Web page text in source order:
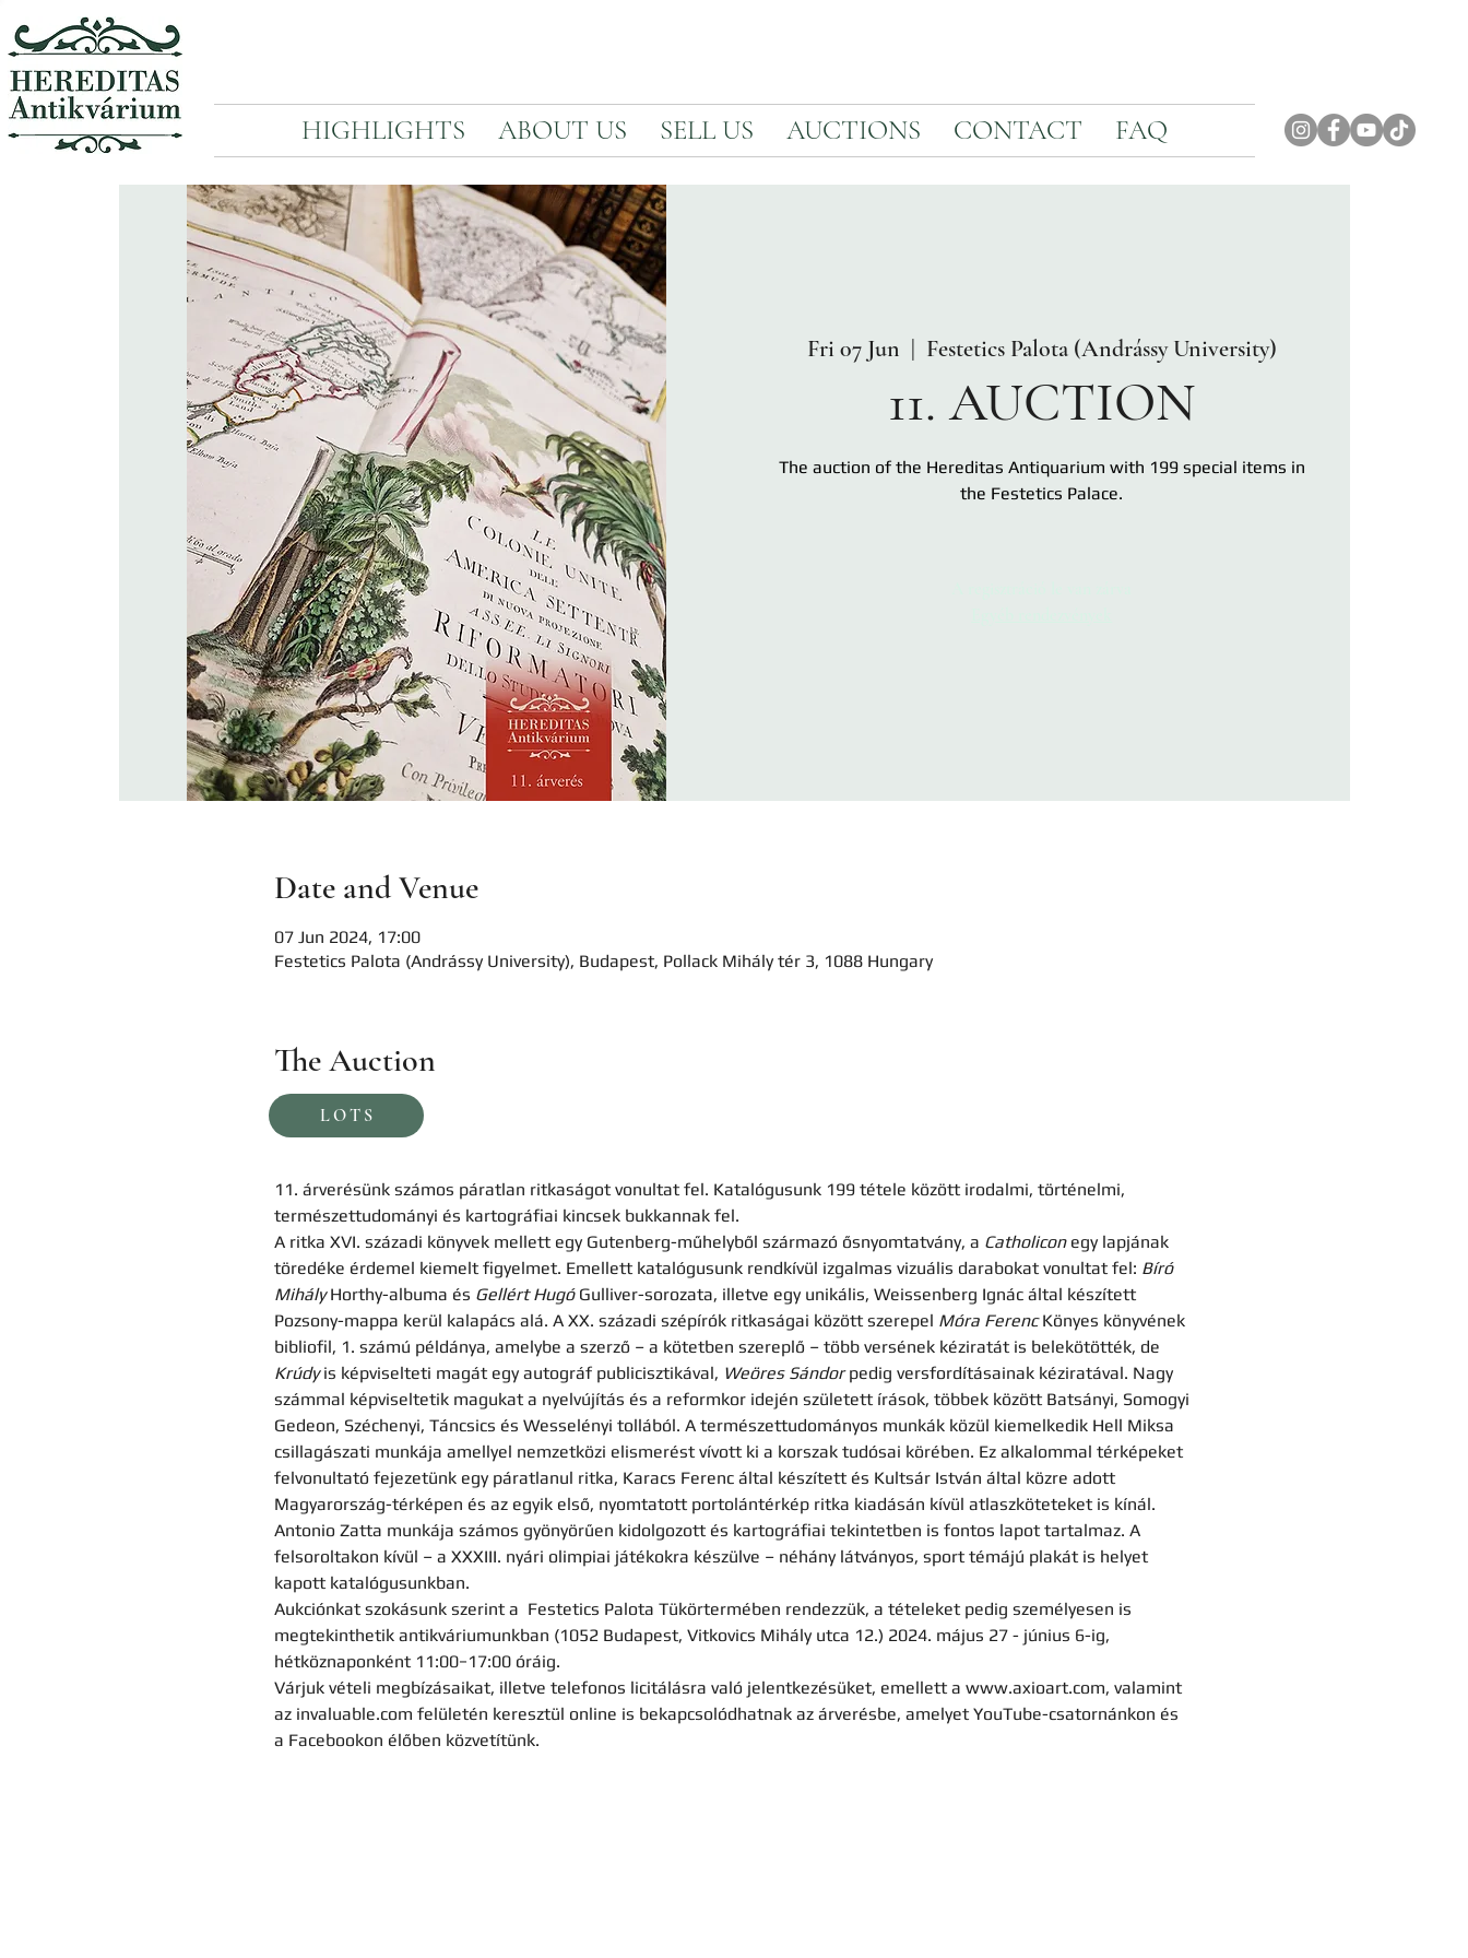
HIGHLIGHTS ABOUT US SELL US AUCTIONS CONTACT FAQ
LOTS
Fri 07 Jun
  |
Festetics Palota (Andrássy University)
11. AUCTION
The auction of the Hereditas Antiquarium with 199 special items in
the Festetics Palace.
Date and Venue
07 Jun 2024, 17:00
Festetics Palota (Andrássy University), Budapest, Pollack Mihály tér 3, 1088 Hungary
The Auction
TÉTELEINK
11. árverésünk számos páratlan ritkaságot vonultat fel. Katalógusunk 199 tétele között irodalmi, történelmi,
természettudományi és kartográfiai kincsek bukkannak fel.
A ritka XVI. századi könyvek mellett egy Gutenberg-műhelyből származó ősnyomtatvány, a Catholicon egy lapjának
töredéke érdemel kiemelt figyelmet. Emellett katalógusunk rendkívül izgalmas vizuális darabokat vonultat fel: Bíró
Mihály Horthy-albuma és Gellért Hugó Gulliver-sorozata, illetve egy unikális, Weissenberg Ignác által készített
Pozsony-mappa kerül kalapács alá. A XX. századi szépírók ritkaságai között szerepel Móra Ferenc Könyes könyvének
bibliofil, 1. számú példánya, amelybe a szerző – a kötetben szereplő – több versének kéziratát is belekötötték, de
Krúdy is képviselteti magát egy autográf publicisztikával, Weöres Sándor pedig versfordításainak kéziratával. Nagy
számmal képviseltetik magukat a nyelvújítás és a reformkor idején született írások, többek között Batsányi, Somogyi
Gedeon, Széchenyi, Táncsics és Wesselényi tollából. A természettudományos munkák közül kiemelkedik Hell Miksa
csillagászati munkája amellyel nemzetközi elismerést vívott ki a korszak tudósai körében. Ez alkalommal térképeket
felvonultató fejezetünk egy páratlanul ritka, Karacs Ferenc által készített és Kultsár István által közre adott
Magyarország-térképen és az egyik első, nyomtatott portolántérkép ritka kiadásán kívül atlaszköteteket is kínál.
Antonio Zatta munkája számos gyönyörűen kidolgozott és kartográfiai tekintetben is fontos lapot tartalmaz. A
felsoroltakon kívül – a XXXIII. nyári olimpiai játékokra készülve – néhány látványos, sport témájú plakát is helyet
kapott katalógusunkban.
Aukciónkat szokásunk szerint a  Festetics Palota Tükörtermében rendezzük, a tételeket pedig személyesen is
megtekinthetik antikváriumunkban (1052 Budapest, Vitkovics Mihály utca 12.) 2024. május 27 - június 6-ig,
hétköznaponként 11:00−17:00 óráig.
Várjuk vételi megbízásaikat, illetve telefonos licitálásra való jelentkezésüket, emellett a www.axioart.com, valamint
az invaluable.com felületén keresztül online is bekapcsolódhatnak az árverésbe, amelyet YouTube-csatornánkon és
a Facebookon élőben közvetítünk.